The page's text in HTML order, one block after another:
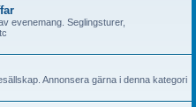
evenemang. Seglingsturer,
Annonsera gärna i denna kategori